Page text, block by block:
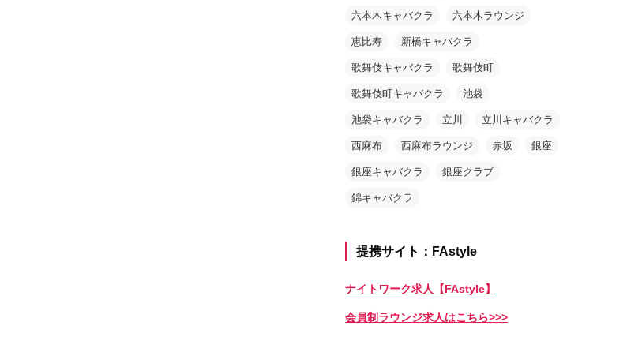
六本木キャバクラ 六本木ラウンジ
恵比寿 新橋キャバクラ
歌舞伎キャバクラ 歌舞伎町
歌舞伎町キャバクラ 池袋
池袋キャバクラ 立川 立川キャバクラ
西麻布 西麻布ラウンジ 赤坂 銀座
銀座キャバクラ 銀座クラブ
錦キャバクラ
提携サイト：FAstyle
ナイトワーク求人【FAstyle】
会員制ラウンジ求人はこちら>>>